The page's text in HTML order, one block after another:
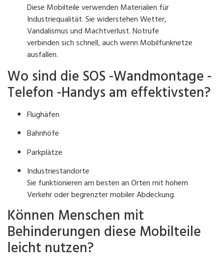
Diese Mobilteile verwenden Materialien für
Industriequalität. Sie widerstehen Wetter,
Vandalismus und Machtverlust. Notrufe
verbinden sich schnell, auch wenn Mobilfunknetze
ausfallen.
Wo sind die SOS -Wandmontage -
Telefon -Handys am effektivsten?
Flughäfen
Bahnhöfe
Parkplätze
Industriestandorte
Sie funktionieren am besten an Orten mit hohem
Verkehr oder begrenzter mobiler Abdeckung.
Können Menschen mit
Behinderungen diese Mobilteile
leicht nutzen?